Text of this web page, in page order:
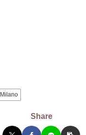
Milano
Share